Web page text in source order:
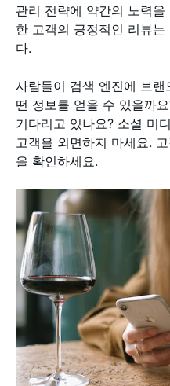
관리 전략에 약간의 노력
한 고객의 긍정적인 리뷰
다.
사람들이 검색 엔진에 브
떤 정보를 얻을 수 있을까
기다리고 있나요? 소셜 미
고객을 외면하지 마세요.
을 확인하세요.